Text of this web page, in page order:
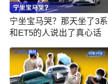
宁坐宝马哭？那天坐了3系
和ET5的人说出了真心话